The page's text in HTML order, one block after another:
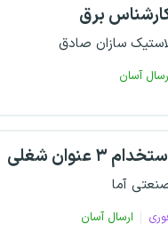
برق
سازان صادق
آسان
۳ عنوان شغلی
آما
ارسال آسان